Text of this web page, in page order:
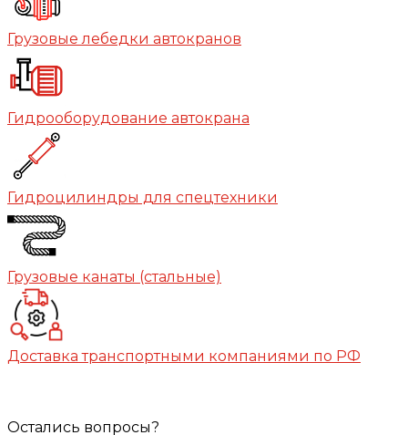
Грузовые лебедки автокранов
Гидрооборудование автокрана
Гидроцилиндры для спецтехники
Грузовые канаты (стальные)
Доставка транспортными компаниями по РФ
Остались вопросы?